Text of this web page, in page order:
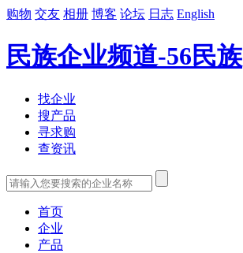
购物 交友 相册 博客 论坛 日志 English
民族企业频道-56民族
找企业
搜产品
寻求购
查资讯
首页
企业
产品